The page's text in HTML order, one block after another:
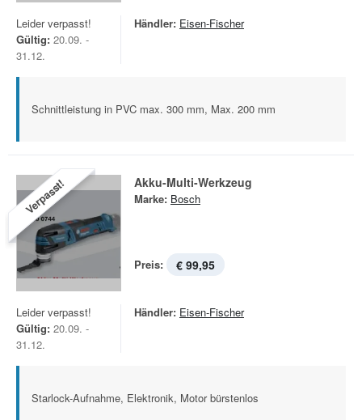
Leider verpasst!
Gültig: 20.09. -
31.12.
Händler: Eisen-Fischer
Schnittleistung in PVC max. 300 mm, Max. 200 mm
Verpasst! Akku-Multi-Werkzeug
Marke: Bosch
Preis: € 99,95
Leider verpasst!
Gültig: 20.09. -
31.12.
Händler: Eisen-Fischer
Starlock-Aufnahme, Elektronik, Motor bürstenlos